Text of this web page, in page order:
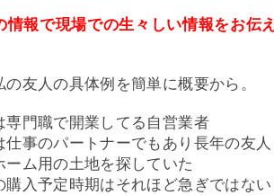
情報で現場での生々しい情報をお伝
の友人の具体例を簡単に概要から。
専門職で開業してる自営業者
仕事のパートナーでもあり長年の友人
ーム用の土地を探していた
購入予定時期はそれほど急ぎではない